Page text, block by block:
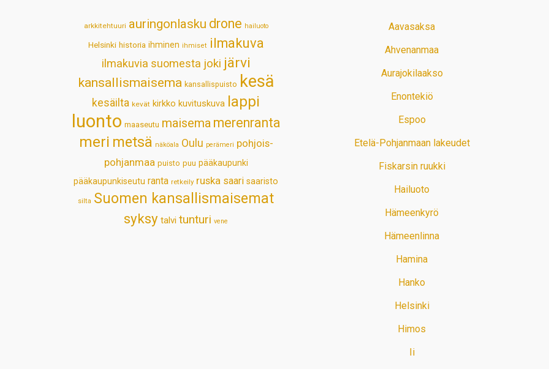
arkkitehtuuri auringonlasku drone hailuoto
Helsinki historia ihminen ihmiset ilmakuva
ilmakuvia suomesta joki järvi
kansallismaisema kansallispuisto kesä
kesäilta kevät kirkko kuvituskuva lappi
luonto maaseutu maisema merenranta
meri metsä näköala Oulu perämeri pohjois-
pohjanmaa puisto puu pääkaupunki
pääkaupunkiseutu ranta retkeily ruska saari saaristo
silta Suomen kansallismaisemat
syksy talvi tunturi vene
Aavasaksa
Ahvenanmaa
Aurajokilaakso
Enontekiö
Espoo
Etelä-Pohjanmaan lakeudet
Fiskarsin ruukki
Hailuoto
Hämeenkyrö
Hämeenlinna
Hamina
Hanko
Helsinki
Himos
Ii